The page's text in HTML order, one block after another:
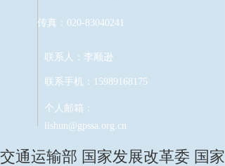
传真：020-83040241
联系人：李顺逊
联系手机：15989168175
个人邮箱：
lishun@gpssa.org.cn
交通运输部 国家发展改革委 国家